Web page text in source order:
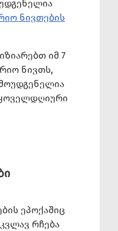
ნივთების
იმ 7
ნივთს,
ეპოქაშიც
რჩება